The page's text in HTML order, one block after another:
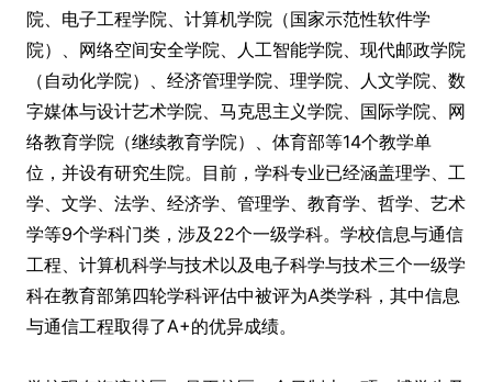
院、电子工程学院、计算机学院（国家示范性软件学
院）、网络空间安全学院、人工智能学院、现代邮政学院
（自动化学院）、经济管理学院、理学院、人文学院、数
字媒体与设计艺术学院、马克思主义学院、国际学院、网
络教育学院（继续教育学院）、体育部等14个教学单
位，并设有研究生院。目前，学科专业已经涵盖理学、工
学、文学、法学、经济学、管理学、教育学、哲学、艺术
学等9个学科门类，涉及22个一级学科。学校信息与通信
工程、计算机科学与技术以及电子科学与技术三个一级学
科在教育部第四轮学科评估中被评为A类学科，其中信息
与通信工程取得了A+的优异成绩。